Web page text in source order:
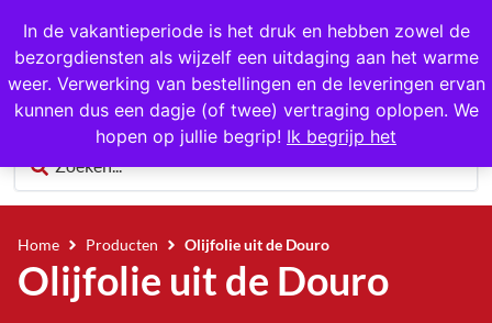
In de vakantieperiode is het druk en hebben zowel de
bezorgdiensten als wijzelf een uitdaging aan het warme
weer. Verwerking van bestellingen en de leveringen ervan
kunnen dus een dagje (of twee) vertraging oplopen. We
hopen op jullie begrip! Ik begrijp het
1000+ producten op voorraad
0
Home Producten Olijfolie uit de Douro
Olijfolie uit de Douro